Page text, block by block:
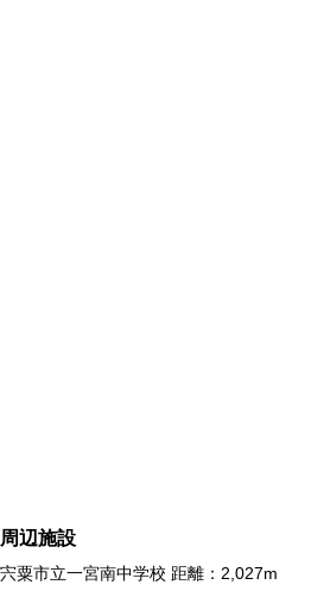
周辺施設
宍粟市立一宮南中学校 距離：2,027m